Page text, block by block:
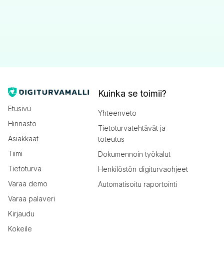
Etusivu
Hinnasto
Asiakkaat
Tiimi
Tietoturva
Varaa demo
Varaa palaveri
Kirjaudu
Kokeile
Kuinka se toimii?
Yhteenveto
Tietoturvatehtävät ja
toteutus
Dokumennoin työkalut
Henkilöstön digiturvaohjeet
Automatisoitu raportointi